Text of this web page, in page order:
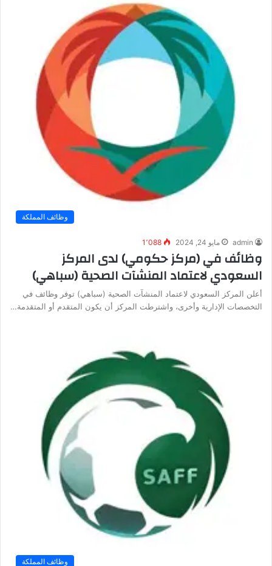
وظائف المملكة
admin مايو 24, 2024 1٬088
وظائف في (مركز حكومي) لدى المركز
السعودي لاعتماد المنشآت الصحية (سباهي)
أعلن المركز السعودي لاعتماد المنشآت الصحية (سباهي) توفر وظائف في
التخصصات الإدارية وأخرى، واشترطت المركز أن يكون المتقدم أو المتقدمة…
وظائف المملكة